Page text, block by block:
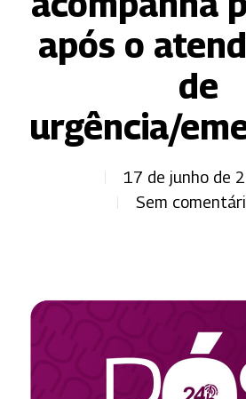
após o
de
urgência/
17 de junho de
Sem